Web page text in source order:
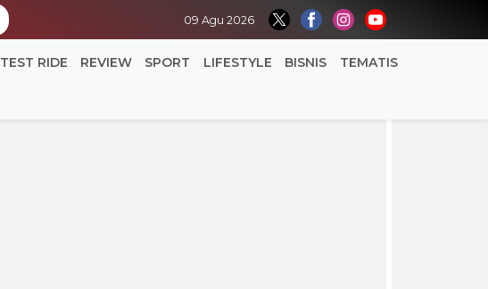
09 Agu 2026
TEST RIDE REVIEW SPORT LIFESTYLE BISNIS TEMATIS